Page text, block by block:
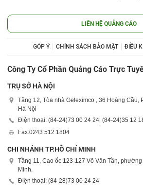
LIÊN HỆ QUẢNG CÁO
GÓP Ý CHÍNH SÁCH BẢO MẬT ĐIỀU
Công Ty Cổ Phần Quảng Cáo Trực
TRỤ SỞ HÀ NỘI
Tầng 12, Tòa nhà Geleximco , 36 Hoàng Cầu,
Hà Nội
Điện thoại: (84-24)73 00 24 24| (84-24)35 12
Fax:0243 512 1804
CHI NHÁNH TP.HỒ CHÍ MINH
Tầng 11, Cao ốc 123-127 Võ Văn Tần,
Minh.
Điện thoại: (84-28)73 00 24 24